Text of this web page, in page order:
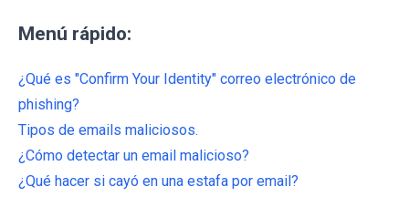
Menú rápido:
¿Qué es "Confirm Your Identity" correo electrónico de
phishing?
Tipos de emails maliciosos.
¿Cómo detectar un email malicioso?
¿Qué hacer si cayó en una estafa por email?